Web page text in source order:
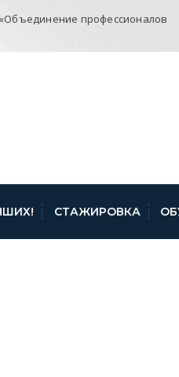
профессионалов
СТАЖИРОВКА